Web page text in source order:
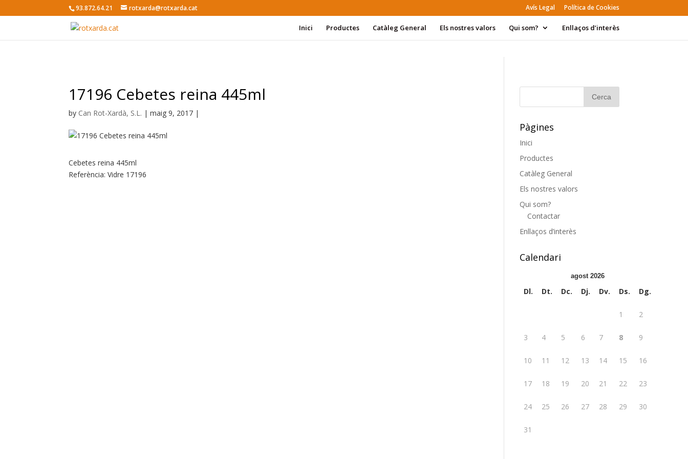
93.872.64.21 rotxarda@rotxarda.cat Avís Legal Política de Cookies
Inici Productes Catàleg General Els nostres valors Qui som? Enllaços d’interès
17196 Cebetes reina 445ml
by Can Rot-Xardà, S.L. |maig 9, 2017 |
Cebetes reina 445ml
Referència: Vidre 17196
Pàgines
Inici
Productes
Catàleg General
Els nostres valors
Qui som?
Contactar
Enllaços d’interès
Calendari
agost 2026
Dl. Dt. Dc. Dj. Dv. Ds. Dg.
1 2
3 4 5 6 7 8 9
10 11 12 13 14 15 16
17 18 19 20 21 22 23
24 25 26 27 28 29 30
31